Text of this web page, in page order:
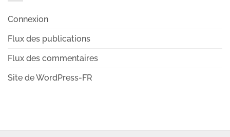
Connexion
Flux des publications
Flux des commentaires
Site de WordPress-FR